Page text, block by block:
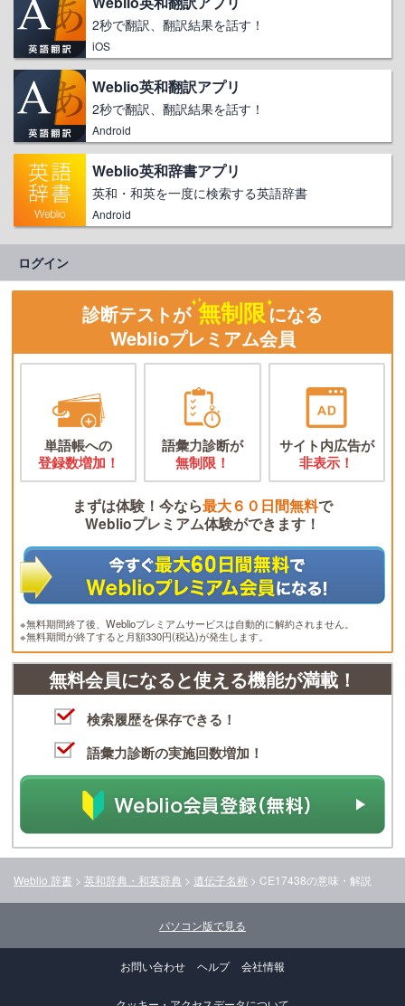
2秒で翻訳、翻訳結果を話す！
iOS
Weblio英和翻訳アプリ
2秒で翻訳、翻訳結果を話す！
Android
Weblio英和辞書アプリ
英和・和英を一度に検索する英語辞書
Android
ログイン
診断テストが 無制限になる
Weblioプレミアム会員
単語帳への
登録数増加！
語彙力診断が
無制限！
サイト内広告が
非表示！
まずは体験！今なら最大６０日間無料で
Weblioプレミアム体験ができます！
※無料期間終了後、Weblioプレミアムサービスは自動的に解約されません。
※無料期間が終了すると月額330円(税込)が発生します。
無料会員になると使える機能が満載！
検索履歴を保存できる！
語彙力診断の実施回数増加！
Weblio 辞書 > 英和辞典・和英辞典 > 遺伝子名称 > CE17438の意味・解説
パソコン版で見る
お問い合わせ ヘルプ 会社情報